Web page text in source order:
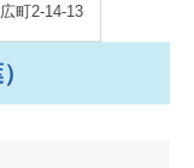
町2-14-13